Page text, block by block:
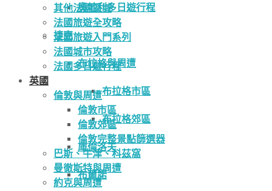
奧地利多日遊行程
捷克
布拉格與周遭
布拉格市區
布拉格郊區
庫倫洛夫
布爾諾
其他法國區域
法國旅遊全攻略
法國旅遊入門系列
法國城市攻略
法國多日遊行程
英國
倫敦與周遭
倫敦市區
倫敦郊區
倫敦完整景點篩選器
巴斯、牛津、科茲窩
曼徹斯特與周遭
約克與周遭